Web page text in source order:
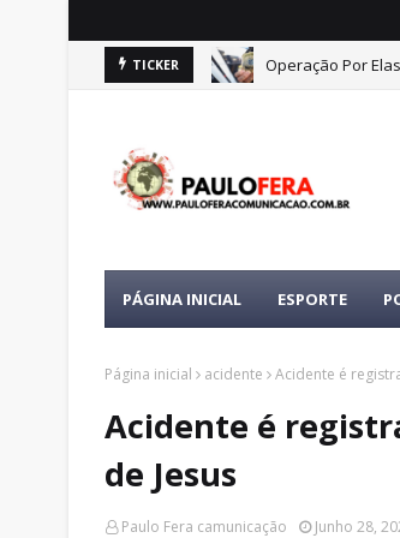
TICKER Operação Por
PÁGINA INICIAL ESPORTE
Página inicial acidente Acidente é
Acidente é
de Jesus
Paulo Fera camunicação Junho 28,